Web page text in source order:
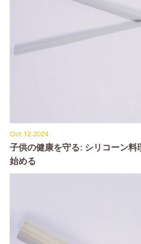
Oct 12.2024
子供の健康を守る: シリコーン料
始める